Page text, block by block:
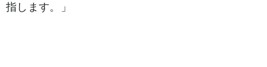
指します。」